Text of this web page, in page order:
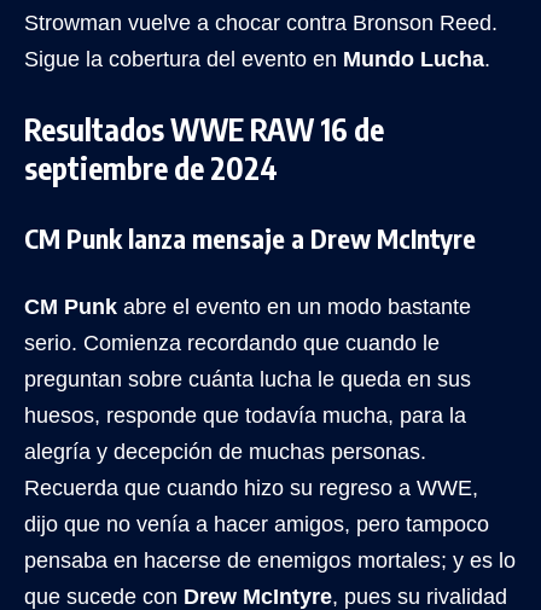
Strowman vuelve a chocar contra Bronson Reed.
Sigue la cobertura del evento en Mundo Lucha.
Resultados WWE RAW 16 de
septiembre de 2024
CM Punk lanza mensaje a Drew McIntyre
CM Punk abre el evento en un modo bastante
serio. Comienza recordando que cuando le
preguntan sobre cuánta lucha le queda en sus
huesos, responde que todavía mucha, para la
alegría y decepción de muchas personas.
Recuerda que cuando hizo su regreso a WWE,
dijo que no venía a hacer amigos, pero tampoco
pensaba en hacerse de enemigos mortales; y es lo
que sucede con Drew McIntyre, pues su rivalidad